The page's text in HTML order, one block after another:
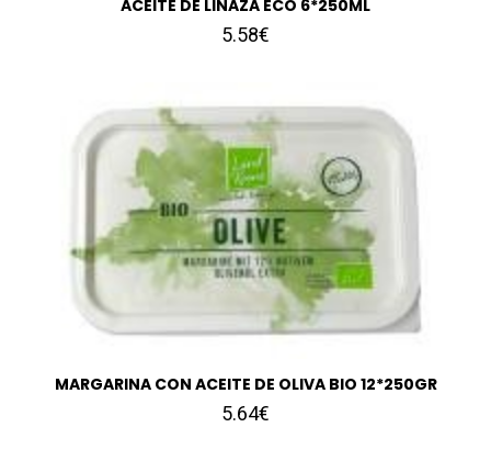
ACEITE DE LINAZA ECO 6*250ML
5.58€
MARGARINA CON ACEITE DE OLIVA BIO 12*250GR
5.64€